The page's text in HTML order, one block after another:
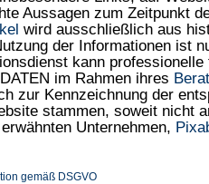
Aussagen zum Zeitpunkt
wird ausschließlich aus
der Informationen ist
kann
im Rahmen ihres
zur Kennzeichnung der
stammen, soweit nicht
Unternehmen,
gemäß DSGVO